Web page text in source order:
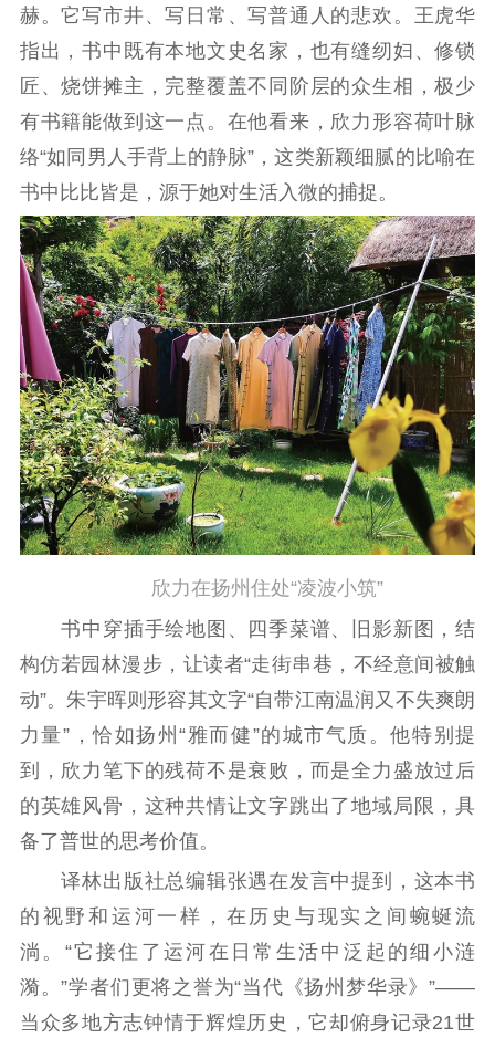
赫。它写市井、写日常、写普通人的悲欢。王虎华
指出，书中既有本地文史名家，也有缝纫妇、修锁
匠、烧饼摊主，完整覆盖不同阶层的众生相，极少
有书籍能做到这一点。在他看来，欣力形容荷叶脉
络“如同男人手背上的静脉”，这类新颖细腻的比喻在
书中比比皆是，源于她对生活入微的捕捉。
欣力在扬州住处“凌波小筑”
书中穿插手绘地图、四季菜谱、旧影新图，结
构仿若园林漫步，让读者“走街串巷，不经意间被触
动”。朱宇晖则形容其文字“自带江南温润又不失爽朗
力量”，恰如扬州“雅而健”的城市气质。他特别提
到，欣力笔下的残荷不是衰败，而是全力盛放过后
的英雄风骨，这种共情让文字跳出了地域局限，具
备了普世的思考价值。
译林出版社总编辑张遇在发言中提到，这本书
的视野和运河一样，在历史与现实之间蜿蜒流
淌。“它接住了运河在日常生活中泛起的细小涟
漪。”学者们更将之誉为“当代《扬州梦华录》”——
当众多地方志钟情于辉煌历史，它却俯身记录21世